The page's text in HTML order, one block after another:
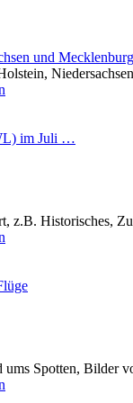
und
im Juli …
z.B. Historisches,
ums Spotten, Bilder